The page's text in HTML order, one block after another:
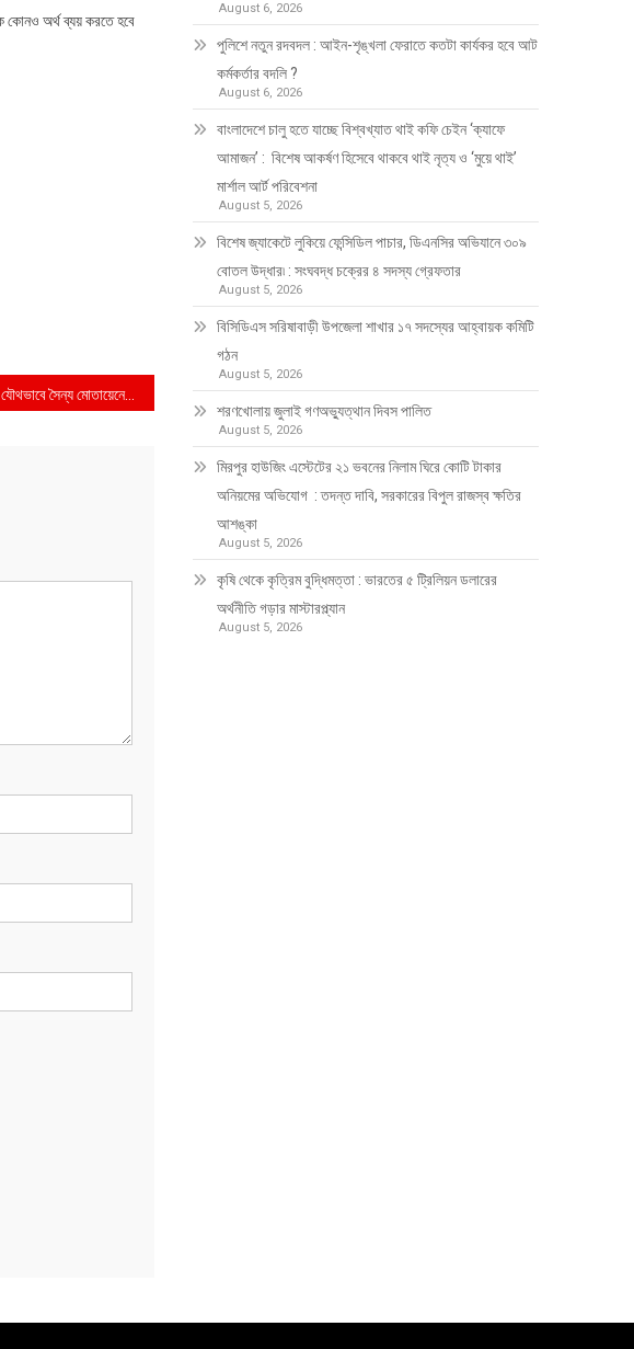
কোনও অর্থ ব্যয় করতে হবে
আফ্রিকায় যৌথভাবে সৈন্য মোতায়েনে সম্মত বাংলাদেশ ও গাম্বিয়া
August 6, 2026
পুলিশে নতুন রদবদল : আইন-শৃঙ্খলা ফেরাতে কতটা কার্যকর হবে আট
কর্মকর্তার বদলি ?
August 6, 2026
​​বাংলাদেশে চালু হতে যাচ্ছে বিশ্বখ্যাত থাই কফি চেইন ‘ক্যাফে
আমাজন’ : বিশেষ আকর্ষণ হিসেবে থাকবে থাই নৃত্য ও ‘মুয়ে থাই’
মার্শাল আর্ট পরিবেশনা
August 5, 2026
বিশেষ জ্যাকেটে লুকিয়ে ফেন্সিডিল পাচার, ডিএনসির অভিযানে ৩০৯
বোতল উদ্ধার৷ : সংঘবদ্ধ চক্রের ৪ সদস্য গ্রেফতার
August 5, 2026
বিসিডিএস সরিষাবাড়ী উপজেলা শাখার ১৭ সদস্যের আহ্বায়ক কমিটি
গঠন
August 5, 2026
শরণখোলায় জুলাই গণঅভ্যুত্থান দিবস পালিত
August 5, 2026
মিরপুর হাউজিং এস্টেটের ২১ ভবনের নিলাম ঘিরে কোটি টাকার
অনিয়মের অভিযোগ : তদন্ত দাবি, সরকারের বিপুল রাজস্ব ক্ষতির
আশঙ্কা
August 5, 2026
কৃষি থেকে কৃত্রিম বুদ্ধিমত্তা : ভারতের ৫ ট্রিলিয়ন ডলারের
অর্থনীতি গড়ার মাস্টারপ্ল্যান
August 5, 2026